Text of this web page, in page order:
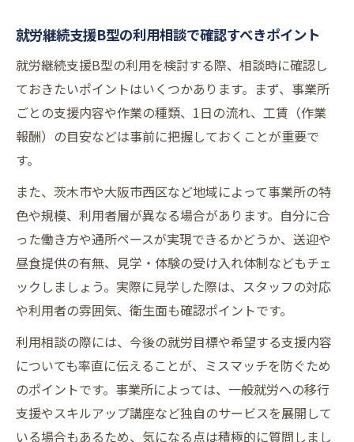
就労継続支援B型の利用相談で確認すべきポイント
就労継続支援B型の利用を検討する際、相談時に確認し
ておきたいポイントはいくつかあります。まず、事業所
ごとの支援内容や作業の種類、1日の流れ、工賃（作業
報酬）の目安などは事前に把握しておくことが重要で
す。
また、茨木市や大阪市西区など地域によって事業所の特
色や規模、利用者層が異なる場合があります。自分に合
った働き方や通所ペースが実現できるかどうか、送迎や
昼食提供の有無、見学・体験の受け入れ体制などもチェ
ックしましょう。実際に見学した際は、スタッフの対応
や利用者の雰囲気、衛生面も確認ポイントです。
利用相談の際には、今後の就労目標や希望する支援内容
についても率直に伝えることが、ミスマッチを防ぐため
のポイントです。事業所によっては、一般就労への移行
支援やスキルアップ講座など独自のサービスを展開して
いる場合もあるため、気になる点は積極的に質問しまし